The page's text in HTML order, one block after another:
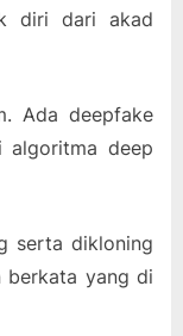
diri dari akad
Ada deepfake
algoritma deep
serta dikloning
berkata yang di